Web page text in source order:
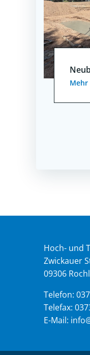
Mehr
Hoch- und
Zwickauer
09306
Telefon:
Telefax:
E-Mail: